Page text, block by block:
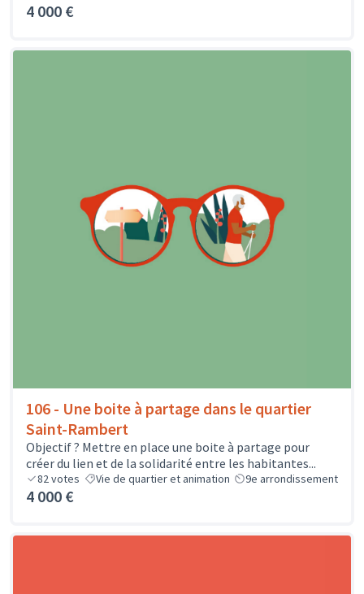
4 000 €
106 - Une boite à partage dans le quartier
Saint-Rambert
Objectif ? Mettre en place une boite à partage pour
créer du lien et de la solidarité entre les habitantes...
82votes Vie de quartier et animation 9e arrondissement
4 000 €